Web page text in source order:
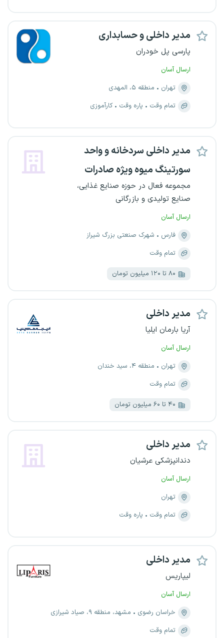
مدیر داخلی و حسابداری
پارسی پل خودران
ارسال آسان
تهران
منطقه ۵، المهدی
تمام وقت
پاره وقت کارآموزی
مدیر داخلی سردخانه و واحد
سورتینگ میوه ویژه صادرات
مجموعه فعال در حوزه صنایع غذایی،
صنایع تولیدی و بازرگانی
ارسال آسان
فارس
شهرک صنعتی بزرگ شیراز
تمام وقت
۸۰ تا ۱۲۰ میلیون تومان
مدیر داخلی
آریا بارمان ایلیا
ارسال آسان
تهران
منطقه ۴، سید خندان
تمام وقت
۴۰ تا ۶۰ میلیون تومان
مدیر داخلی
دندانپزشکی عرشیان
ارسال آسان
تهران
تمام وقت
پاره وقت
مدیر داخلی
لیپاریس
ارسال آسان
خراسان رضوی
مشهد، منطقه ۹، صیاد شیرازی
تمام وقت